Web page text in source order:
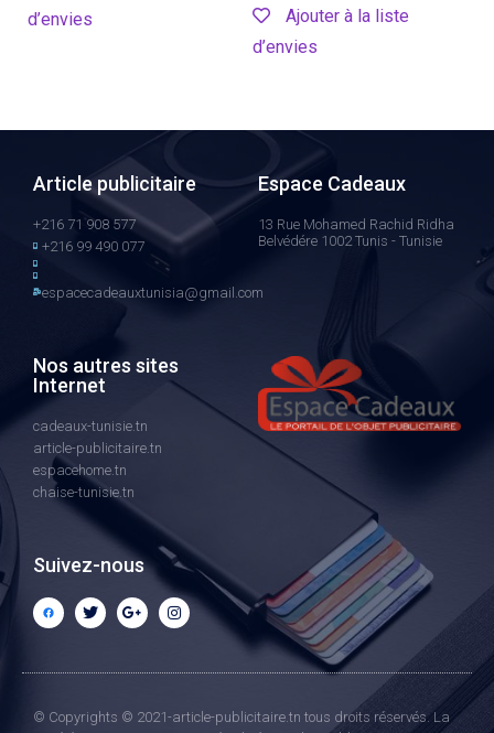
d’envies
Ajouter à la liste
d’envies
Article publicitaire
+216 71 908 577
+216 99 490 077
espacecadeauxtunisia@gmail.com
Espace Cadeaux
13 Rue Mohamed Rachid Ridha
Belvédére 1002 Tunis - Tunisie
Nos autres sites
Internet
cadeaux-tunisie.tn
article-publicitaire.tn
espacehome.tn
chaise-tunisie.tn
Suivez-nous
© Copyrights © 2021-article-publicitaire.tn tous droits réservés. La